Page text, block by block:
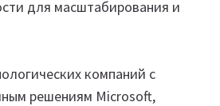
для масштабирования и
компаний с
решениям Microsoft,